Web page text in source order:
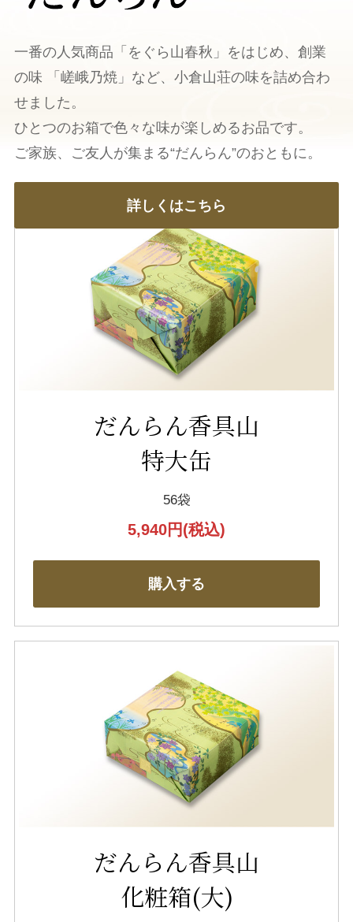
一番の人気商品「をぐら山春秋」をはじめ、創業
の味 「嵯峨乃焼」など、小倉山荘の味を詰め合わ
せました。
ひとつのお箱で色々な味が楽しめるお品です。
ご家族、ご友人が集まる“だんらん”のおともに。
詳しくはこちら
だんらん香具山
特大缶
56袋
5,940円(税込)
購入する
だんらん香具山
化粧箱(大)